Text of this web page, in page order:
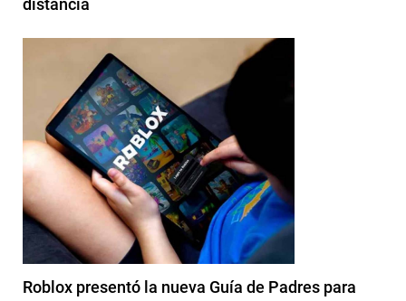
distancia
Roblox presentó la nueva Guía de Padres para